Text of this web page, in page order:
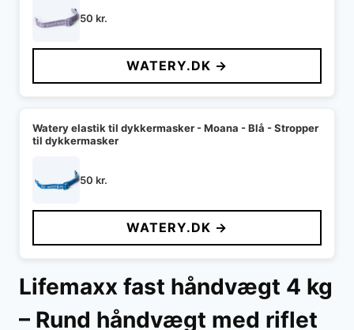
50 kr.
WATERY.DK →
Watery elastik til dykkermasker - Moana - Blå - Stropper
til dykkermasker
50 kr.
WATERY.DK →
Lifemaxx fast håndvægt 4 kg
– Rund håndvægt med riflet